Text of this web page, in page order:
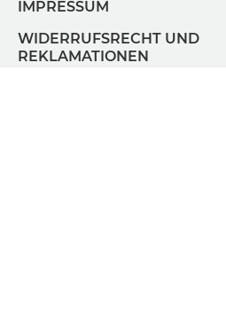
IMPRESSUM
WIDERRUFSRECHT UND
REKLAMATIONEN